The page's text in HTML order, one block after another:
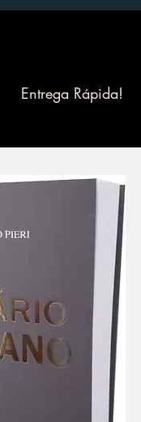
Entrega Rápida!